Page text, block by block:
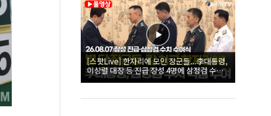
[스팟Live] 한자리에 모인 장군들...李대통령,
이상렬 대장 등 진급 장성 4명에 삼정검 수치
직접 수여｜26.08.07 장성 진급·삼정검 수치